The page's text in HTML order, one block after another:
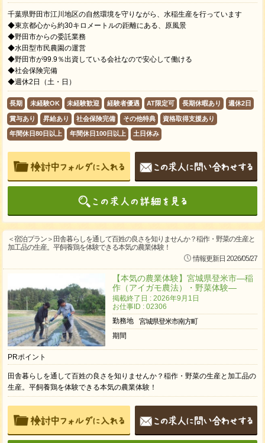
千葉県野田市江川地区の自然環境を守りながら、水稲生産を行っています
◆東京都心から約30キロメートルの距離にある、原風景
◆野田市からの委託業務
◆水田型市民農園の運営
◆野田市が99.9％出資している会社なので安心して働ける
◆社会保険完備
◆週休2日（土・日）
長期 未経験OK 未経験歓迎 経験者優遇 AT限定可 長期休暇あり 週休2日
賞与あり 昇給あり 社会保険完備 その他特典 資格取得支援あり
年間休日80日以上 年間休日100日以上 土日休み
＜宿泊プラン＞田舎暮らしを通して百姓の良さを知りませんか？稲作・野菜の生産と
加工品の生産。平飼養鶏を体験できる本気の農業体験！
情報更新日 2026/05/27
【本気の農業体験】宮城県登米市―稲
作（アイガモ農法）・野菜体験―
掲載終了日 : 2026年9月1日
お仕事ID : 02306
勤務地
宮城県登米市南方町
期間
PRポイント
田舎暮らしを通して百姓の良さを知りませんか？稲作・野菜の生産と加工品の
生産。平飼養鶏を体験できる本気の農業体験！